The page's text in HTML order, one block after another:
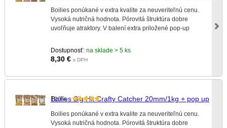
Boilies ponúkané v extra kvalite za neuveriteľnú cenu.
Vysoká nutričná hodnota. Pórovitá štruktúra dobre
uvoľňuje atraktory. V balení extra priložené pop-up
Dostupnosť: na sklade > 5 ks
8,30 € s DPH
100%
Boilies Big Hit Crafty Catcher 20mm/1kg + pop up
Boilies ponúkané v extra kvalite za neuveriteľnú cenu.
Vysoká nutričná hodnota. Pórovitá štruktúra dobre